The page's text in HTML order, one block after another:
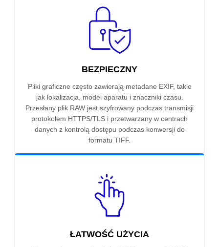
BEZPIECZNY
Pliki graficzne często zawierają metadane EXIF, takie
jak lokalizacja, model aparatu i znaczniki czasu.
Przesłany plik RAW jest szyfrowany podczas transmisji
protokołem HTTPS/TLS i przetwarzany w centrach
danych z kontrolą dostępu podczas konwersji do
formatu TIFF.
ŁATWOŚĆ UŻYCIA